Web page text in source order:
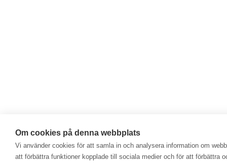
Om cookies på denna webbplats
Vi använder cookies för att samla in och analysera information om
att förbättra funktioner kopplade till sociala medier och för att förbättra